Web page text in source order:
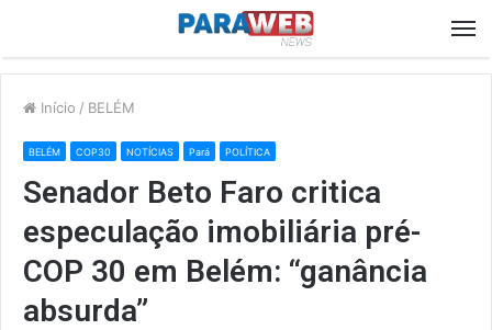
Início / BELÉM
BELÉM COP30 NOTÍCIAS Pará POLÍTICA
Senador Beto Faro critica
especulação imobiliária pré-
COP 30 em Belém: “ganância
absurda”